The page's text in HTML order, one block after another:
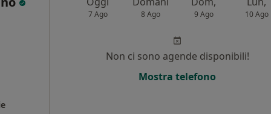
7 Ago 8 Ago 9 Ago 10 Ago
Non ci sono agende disponibili!
Mostra telefono